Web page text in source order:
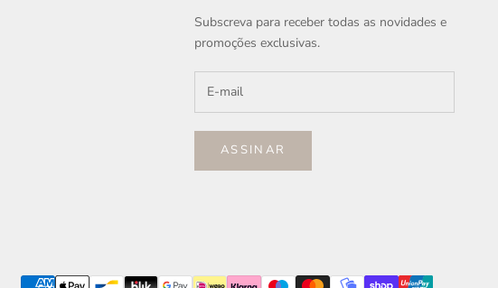
Subscreva para receber todas as novidades e
promoções exclusivas.
ASSINAR